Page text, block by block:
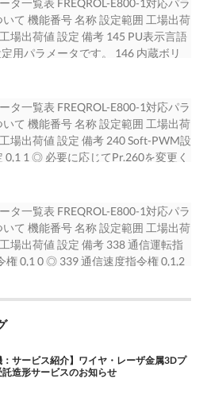
◎ 1 上限周波数 0～120Hz 120Hz 1
◎ 2 下限周波数 0～120Hz 0Hz 2 下
基底周波数 0～400Hz 60Hz 3 基底
F制御は Pr.80,81=9999→Pr.800=40
値はｸﾞﾙｰﾌﾟ１（E800-1）です。 4
4 3速設定（高速） 0～590Hz
E800-1）です。 5 3速設定（中速）
中速） 0～590Hz 30Hz ◎ 6 3速設定
3速設定（低速） 0～590Hz 10Hz ◎ 7
5/10/15s 7 加速時間 0～3600s 5/10s
5/10/15s 8 減速時間 0～3600s
い。 9 電子サーマル 0～500A 定格
500A 定格出力電流 ◎ モータ定格電
直流制動動作周波数 0～120Hz 3Hz
3Hz ◎ 11 直流制動動作時間 0
荷選択 0～3 0 ◎ 15 JOG周波数 0～
時間 0～3600s 0.5s ◎ 値を設定後、
変わりますので取扱 0～360s 説明書
力選択 0,2,4 0 17 MRS/X10 端子入力
仕様も変更可能です。 18 高速上限
数ジャンプ 2A 0～400Hz,9999 9999
9999 ◎ 34 周波数ジャン
周波数ジャンプ 2B 0～
ジャンプ 3A 0～400Hz,9999 9999
9999 ◎ 36 周波数ジャン
周波数ジャンプ 3B 0～
速度表示 0,0.01～9998 0 37 回転速
波数表示は Pr.37=0,Pr.53＝0に
て基準は Pr.505=60Hzとします。
0 40 RUNキー回転方向選択 0,1 0 ◎
10% 41 周波数到達動作幅 0～
出 0～400Hz 6Hz 42 出力周波数検
出力周波数検出 0～400Hz,9999
出 0～590Hz,9999 9999 ◎ 44 第2加
5/10/15s 44 第2加減速時間 0～
Pr.21を変更すると設定値が変わり
9999 ◎ 説明書を参照ください。 46
F（基底周波数） 0～400Hz,9999
Pr.80,81=9999とします。 48 第2ス
9999 48 第2ストール防止動
◎ 51 第2電子サーマル 0～
サーマル 0～500A,9999 9999 ◎ 52
43、54→50か 53にしてください。
周波数選択 0～15 1 72 PWM周波
てPr.260を変更ください。 73 アナ
択できます。 74 入力フィルタ時定
定数 0～8 1 ◎ 75 ﾘｾｯﾄ選択/PU抜け
14 75 ﾘｾｯﾄ選択/PU抜け検出/PU停
パラメータ書込禁止選択 0,1,2 0 77
0 ◎ 78 逆転防止選択 0,1,2 0 78 逆
モード選択 0～4,6,7 0 79 運転モー
容量 0.1～15kW,9999 9999 80 モ
△ V/F制御は Pr.800=40としま
設定してください。 81 モータ極数
タ極数 2,4,6,8,10,12,9999 9999 △
警報SEが表示します。 例
82 モータ励磁電流 0～500A,9999
モータ定格電圧 0～1000V
周波数 10～120Hz 60Hz 84 モータ
9999 △ 9999は Pr.3を使用します。
ン（アドバンスト磁束ベクトル） 0～
タ定数(R1) 0～50Ω,9999 9999 90 モ
◎ 91 モータ定数（R2） 0～
タ一覧表 FREQROL-E800-1対応パラ
て 機能番号 名称 設定範囲 工場出荷
場出荷値 設定 備考 145 PU表示言語
用パラメータです。 146 内蔵ボリ
周波数 0～400Hz,9999 9999 147 加
9999 ◎ 150 出力電流検出
出力電流検出レベル 0～400% 150%
ださい。 151 出力電流検出信号遅
流検出信号遅延時間 0～10s 0 ◎ 152
出時間 0～1s 0.5s 153 ゼロ電流検出
防止動作中の電圧低減選択 1,11 1
減選択 1,11 1 ◎ 156 ストール防止
ストール防止動作選択 0～
力タイマ 0～25s､9999 0 157 OL信
0 ◎ 160 ユーザグループ読出選択
0 161 周波数設定/ｷｰﾛｯｸ操作選択
動作選択 0,1,10,11 1 162 瞬停再始
出荷値は 0です。 165 再始動ｽﾄｰﾙ
165 再始動ｽﾄｰﾙ防止動作ﾚﾍﾞﾙ 0～
格にしてください。 170 積算電力計
積算電力計クリア 0,10,9999 9999 ◎
9999 171 実稼働時間計クリア
タ一覧表 FREQROL-E800-1対応パラ
て 機能番号 名称 設定範囲 工場出荷
場出荷値 設定 備考 240 Soft-PWM設
0,1 1 ◎ 必要に応じてPr.260を変更く
却ファン動作選択 0,1 1 244 冷却フ
格すべり 0～50%,9999 9999 245 定
◎ V/F制御時に有効です。 246 すべ
246 すべり補正時定数 0.01～10s
トル制御選択時はすべり補正が常
択 0～100s,1000～1100s, 9999 250
251 出力欠相保護選択 0,1 1 ◎ 255 寿
寿命警報状態表示 0～879 0 ◎ 256
～100% 100 256 突入電流抑制回路
制御回路コンデンサ寿命表示 0～
タ一覧表 FREQROL-E800-1対応パラ
て 機能番号 名称 設定範囲 工場出荷
場出荷値 設定 備考 338 通信運転指
権 0,1 0 ◎ 339 通信速度指令権 0,1,2
343 コミュニケーションエラーカウ
70か 73にしてください。 450 第2
第2適用モータ
9999 Pr.451=40V/F制御に設定して
- 451 第2 モータ制御方法選
：サービス紹介】ワイヤ・レーザ金属3Dプ
造形サービスのお知らせ